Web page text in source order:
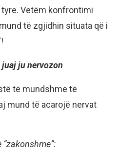
Vetëm konfrontimi
të zgjidhin situata që i
juaj ju nervozon
të mundshme të
mund të acarojë nervat